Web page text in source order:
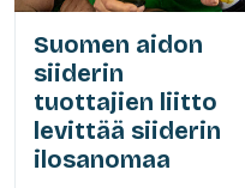
Suomen aidon
siiderin
tuottajien liitto
levittää siiderin
ilosanomaa